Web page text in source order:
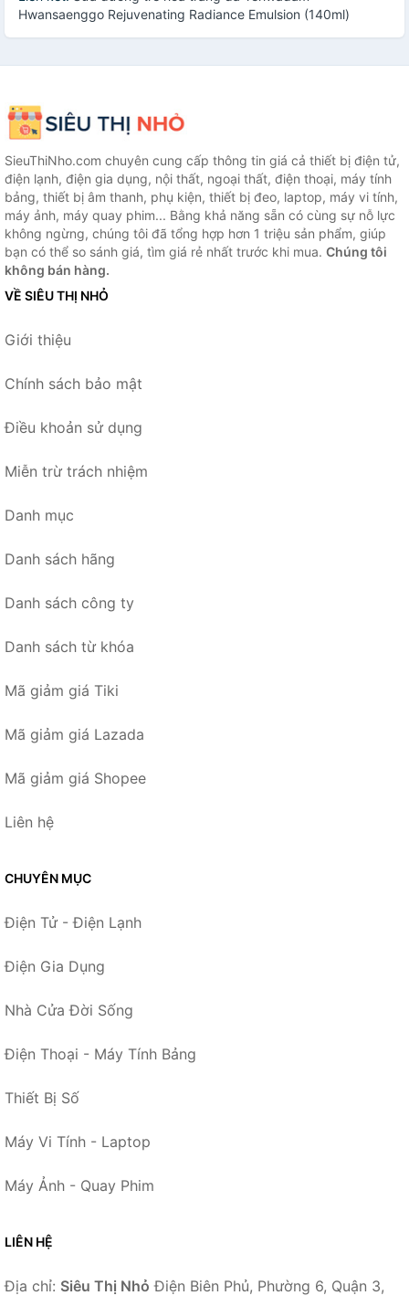
Hwansaenggo Rejuvenating Radiance Emulsion (140ml)
SieuThiNho.com chuyên cung cấp thông tin giá cả thiết bị điện tử,
điện lạnh, điện gia dụng, nội thất, ngoại thất, điện thoại, máy tính
bảng, thiết bị âm thanh, phụ kiện, thiết bị đeo, laptop, máy vi tính,
máy ảnh, máy quay phim... Bằng khả năng sẵn có cùng sự nỗ lực
không ngừng, chúng tôi đã tổng hợp hơn 1 triệu sản phẩm, giúp
bạn có thể so sánh giá, tìm giá rẻ nhất trước khi mua. Chúng tôi
không bán hàng.
VỀ SIÊU THỊ NHỎ
Giới thiệu
Chính sách bảo mật
Điều khoản sử dụng
Miễn trừ trách nhiệm
Danh mục
Danh sách hãng
Danh sách công ty
Danh sách từ khóa
Mã giảm giá Tiki
Mã giảm giá Lazada
Mã giảm giá Shopee
Liên hệ
CHUYÊN MỤC
Điện Tử - Điện Lạnh
Điện Gia Dụng
Nhà Cửa Đời Sống
Điện Thoại - Máy Tính Bảng
Thiết Bị Số
Máy Vi Tính - Laptop
Máy Ảnh - Quay Phim
LIÊN HỆ
Địa chỉ: Siêu Thị Nhỏ Điện Biên Phủ, Phường 6, Quận 3,